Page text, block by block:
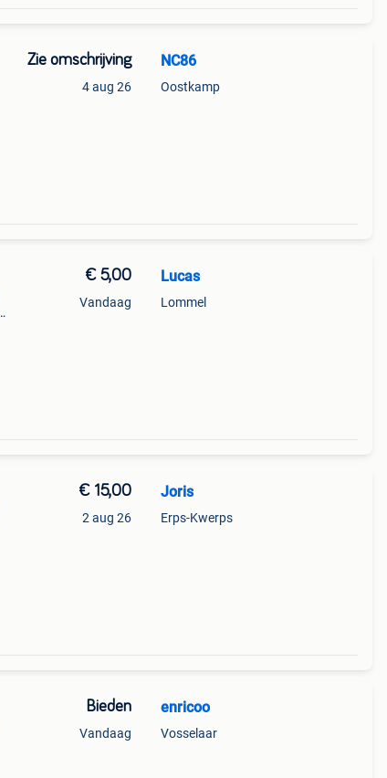
Zie omschrijving
4 aug 26
NC86
Oostkamp
€ 5,00
Vandaag
Lucas
Lommel
€ 15,00
2 aug 26
Joris
Erps-Kwerps
Bieden
Vandaag
enricoo
Vosselaar